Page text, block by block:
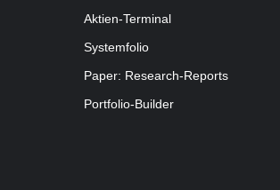
Aktien-Terminal
Systemfolio
Paper: Research-Reports
Portfolio-Builder